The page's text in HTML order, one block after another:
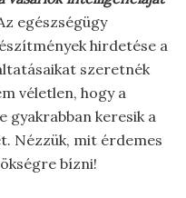
egészségügy
hirdetése a
szeretnék
véletlen, hogy a
gyakrabban keresik a
Nézzük, mit érdemes
bízni!